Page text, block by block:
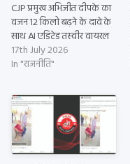
CJP प्रमुख अभिजीत दीपके का
वजन 12 किलो बढ़ने के दावे के
साथ AI एडिटेड तस्वीर वायरल
17th July 2026
In "राजनीति"